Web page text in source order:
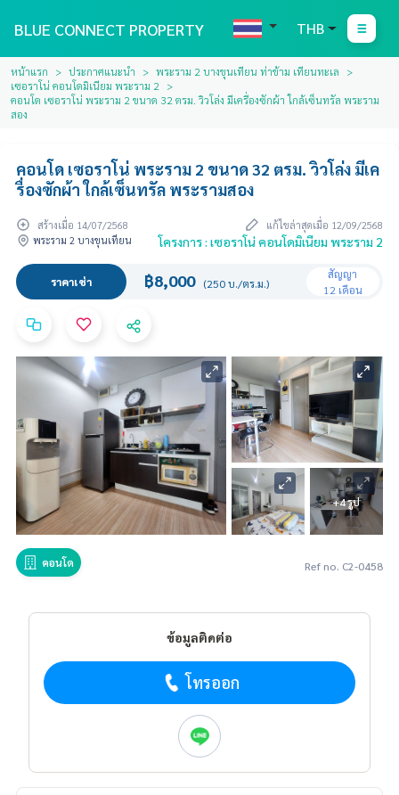
BLUE CONNECT PROPERTY THB
หน้าแรก ประกาศแนะนำ
พระราม 2 บางขุนเทียน ท่าข้าม เทียนทะเล
เซอราโน่ คอนโดมิเนียม พระราม 2
คอนโด เซอราโน่ พระราม 2 ขนาด 32 ตรม. วิวโล่ง มีเครื่องซักผ้า ใกล้เซ็นทรัล พระราม
สอง
คอนโด เซอราโน่ พระราม 2 ขนาด 32 ตรม. วิวโล่ง มีเค
รื่องซักผ้า ใกล้เซ็นทรัล พระรามสอง
สร้างเมื่อ 14/07/2568
แก้ไขล่าสุดเมื่อ 12/09/2568
พระราม 2 บางขุนเทียน
โครงการ : เซอราโน่ คอนโดมิเนียม พระราม 2
ราคาเช่า ฿8,000 (250 บ./ตร.ม.)
สัญญา
12 เดือน
+4 รูป
คอนโด Ref no. C2-0458
ข้อมูลติดต่อ
โทรออก